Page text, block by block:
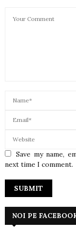
Save my name,
next time I comment.
NOI PE